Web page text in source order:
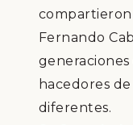
Fernando
hacedores
diferentes.